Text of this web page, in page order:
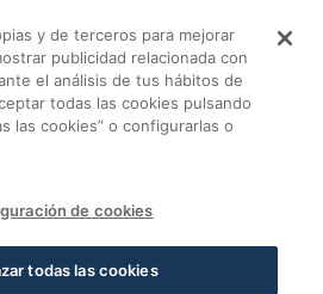
Lleida -
Cofares
y de terceros para mejorar
publicidad relacionada con
el análisis de tus hábitos de
todas las cookies pulsando
las cookies” o configurarlas o
de cookies
todas las cookies